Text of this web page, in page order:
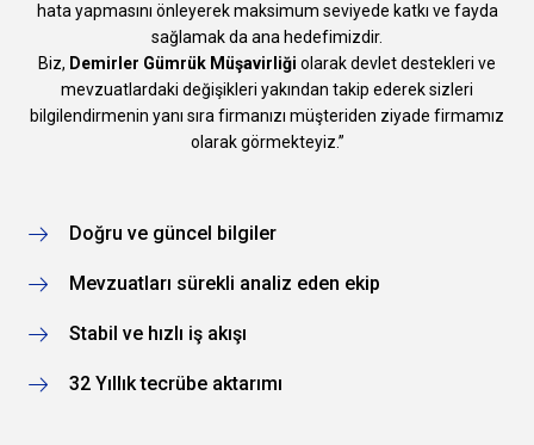
hata yapmasını önleyerek maksimum seviyede katkı ve fayda
sağlamak da ana hedefimizdir.
Biz, Demirler Gümrük Müşavirliği olarak devlet destekleri ve
mevzuatlardaki değişikleri yakından takip ederek sizleri
bilgilendirmenin yanı sıra firmanızı müşteriden ziyade firmamız
olarak görmekteyiz.”
Doğru ve güncel bilgiler
Mevzuatları sürekli analiz eden ekip
Stabil ve hızlı iş akışı
32 Yıllık tecrübe aktarımı